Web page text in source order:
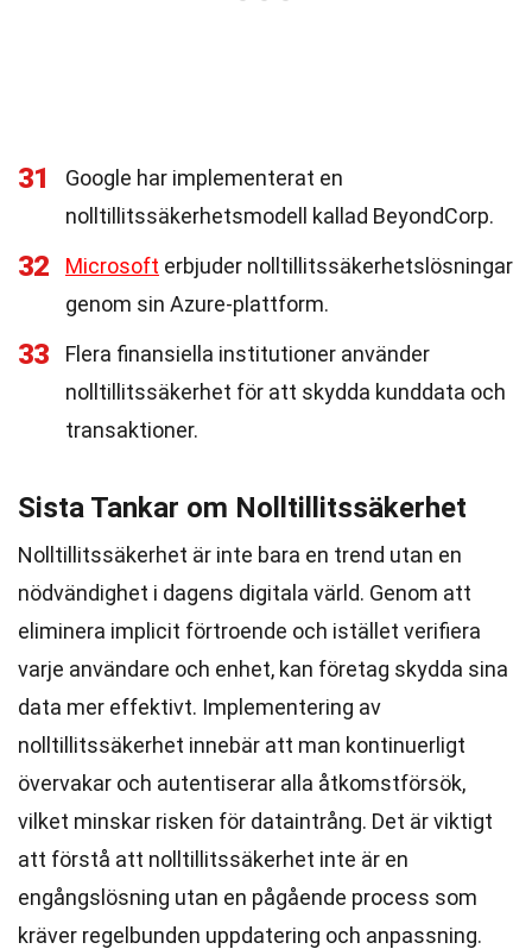
31
Google har implementerat en
nolltillitssäkerhetsmodell kallad BeyondCorp.
32 Microsoft erbjuder nolltillitssäkerhetslösningar
genom sin Azure-plattform.
33
Flera finansiella institutioner använder
nolltillitssäkerhet för att skydda kunddata och
transaktioner.
Sista Tankar om Nolltillitssäkerhet
Nolltillitssäkerhet är inte bara en trend utan en
nödvändighet i dagens digitala värld. Genom att
eliminera implicit förtroende och istället verifiera
varje användare och enhet, kan företag skydda sina
data mer effektivt. Implementering av
nolltillitssäkerhet innebär att man kontinuerligt
övervakar och autentiserar alla åtkomstförsök,
vilket minskar risken för dataintrång. Det är viktigt
att förstå att nolltillitssäkerhet inte är en
engångslösning utan en pågående process som
kräver regelbunden uppdatering och anpassning.